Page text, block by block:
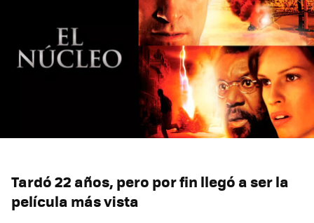
Tardó 22 años, pero por fin llegó a ser la
película más vista